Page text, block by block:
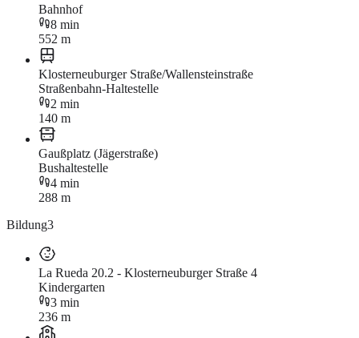
Bahnhof
8 min
552 m
Klosterneuburger Straße/Wallensteinstraße
Straßenbahn-Haltestelle
2 min
140 m
Gaußplatz (Jägerstraße)
Bushaltestelle
4 min
288 m
Bildung3
La Rueda 20.2 - Klosterneuburger Straße 4
Kindergarten
3 min
236 m